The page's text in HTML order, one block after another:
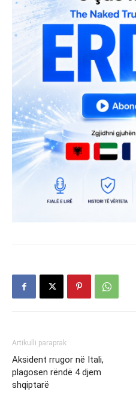
Artikulli paraprak
Aksident rrugor në Itali,
plagosen rëndë 4 djem
shqiptarë